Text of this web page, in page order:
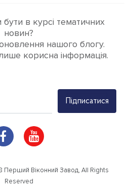
Віконний Завод, All Rights
Reserved
в курсі тематичних
новин?
нашого блогу.
корисна інформація.
Підписатися